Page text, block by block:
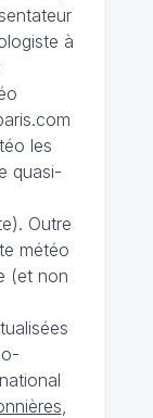
à
les
quasi-
Outre
météo
(et non